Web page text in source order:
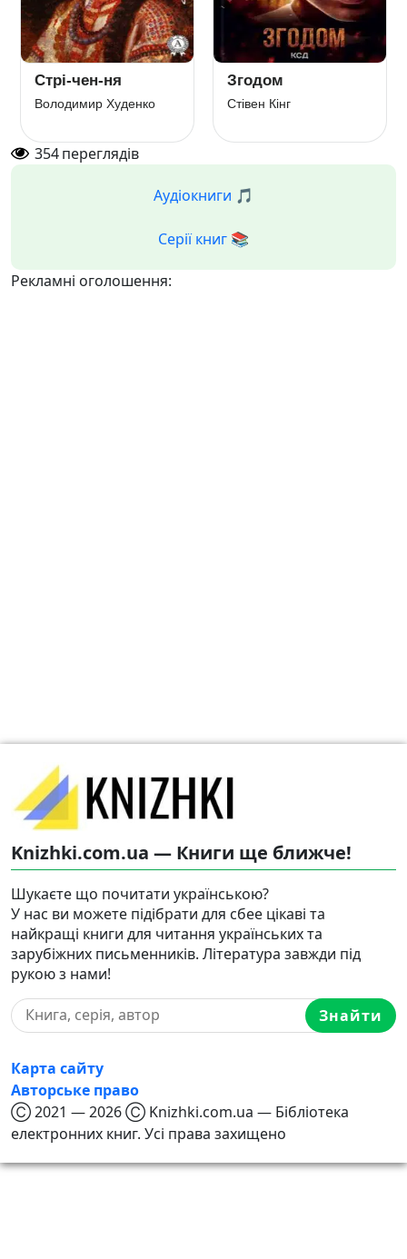
Стрі-чен-ня
Володимир Худенко
Згодом
Стівен Кінг
354переглядів
Аудіокниги 🎵
Серії книг 📚
Рекламні оголошення:
Knizhki.com.ua — Книги ще ближче!
Шукаєте що почитати українською?
У нас ви можете підібрати для сбее цікаві та
найкращі книги для читання українських та
зарубіжних письменників. Література завжди під
рукою з нами!
Знайти
Карта сайту
Авторське право
Ⓒ 2021 — 2026 Ⓒ Knizhki.com.ua — Бібліотека
електронних книг. Усі права захищено